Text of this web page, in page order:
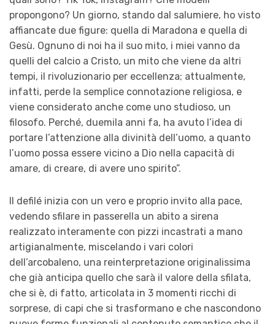
propongono? Un giorno, stando dal salumiere, ho visto
affiancate due figure: quella di Maradona e quella di
Gesù. Ognuno di noi ha il suo mito, i miei vanno da
quelli del calcio a Cristo, un mito che viene da altri
tempi, il rivoluzionario per eccellenza; attualmente,
infatti, perde la semplice connotazione religiosa, e
viene considerato anche come uno studioso, un
filosofo. Perché, duemila anni fa, ha avuto l’idea di
portare l’attenzione alla divinità dell’uomo, a quanto
l’uomo possa essere vicino a Dio nella capacità di
amare, di creare, di avere uno spirito”.
Il defilé inizia con un vero e proprio invito alla pace,
vedendo sfilare in passerella un abito a sirena
realizzato interamente con pizzi incastrati a mano
artigianalmente, miscelando i vari colori
dell’arcobaleno, una reinterpretazione originalissima
che già anticipa quello che sarà il valore della sfilata,
che si è, di fatto, articolata in 3 momenti ricchi di
sorprese, di capi che si trasformano e che nascondono